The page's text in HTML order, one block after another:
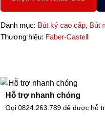
Danh mục: Bút ký cao cấp, Bút
Thương hiệu: Faber-Castell
Hỗ trợ nhanh chóng
Gọi 0824.263.789 để được hỗ